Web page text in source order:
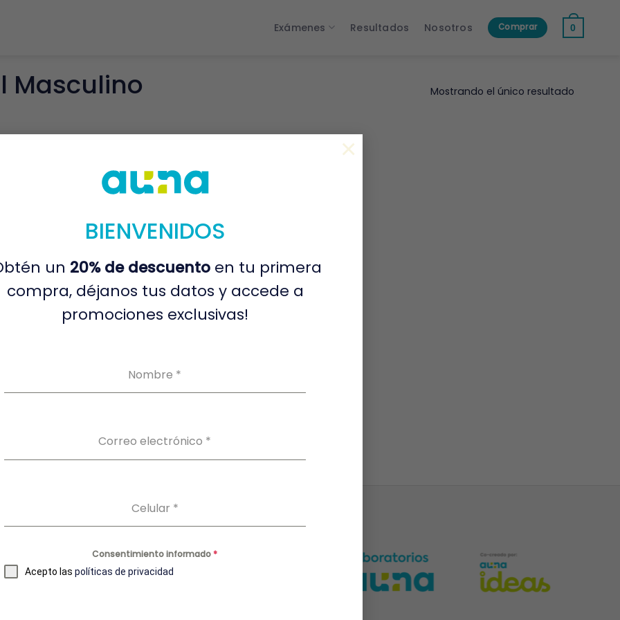
BIENVENIDOS
un 20% de descuento en tu primera
compra, déjanos tus datos y accede a
promociones exclusivas!
Nombre *
Correo electrónico *
Celular *
Consentimiento informado*
Acepto las políticas de privacidad
×
Exámenes Resultados Nosotros Comprar 0
Masculino Mostrando el único resultado
Nuestros Productos
Auto-toma